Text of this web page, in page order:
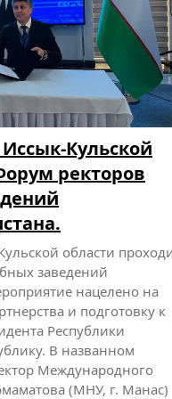
СТУДЕНТОВ МНУ
МНУ
25-26
турнир AJP Tour
2026 —
по джиу-джитсу
организации
по направлению
и кредит» (1 курс,